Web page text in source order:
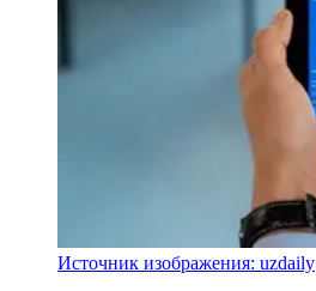
Источник изображения: uzdaily